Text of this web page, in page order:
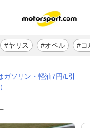
#ヤリス #オペル #コ
ガソリン・軽油7円/L引